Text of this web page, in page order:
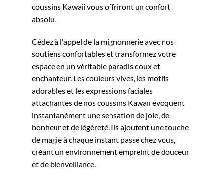
coussins Kawaii vous offriront un confort
absolu.
Cédez à l'appel de la mignonnerie avec nos
soutiens confortables et transformez votre
espace en un véritable paradis doux et
enchanteur. Les couleurs vives, les motifs
adorables et les expressions faciales
attachantes de nos coussins Kawaii évoquent
instantanément une sensation de joie, de
bonheur et de légèreté. Ils ajoutent une touche
de magie à chaque instant passé chez vous,
créant un environnement empreint de douceur
et de bienveillance.